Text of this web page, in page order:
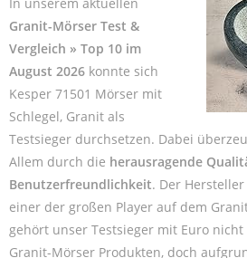
Granit-Mörser Test &
Vergleich » Top 10 im
August 2026 konnte sich
Kesper 71501 Mörser mit
Schlegel, Granit als
Testsieger durchsetzen. Dabei
Allem durch die herausragende
Benutzerfreundlichkeit. Der Hersteller
einer der großen Player auf dem
gehört unser Testsieger mit Euro
Granit-Mörser Produkten, doch